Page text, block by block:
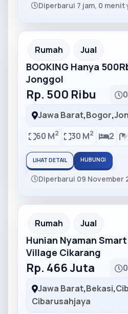
Diperbarui 7 jam, 0 menit
Partner Ad
Rumah Jual
BOOKING Hanya
Jonggol
Rp. 500 Ribu
Jawa Barat,Bogor,
60 M2 30 M2 2
LIHAT DETAIL HUBUNGI
Diperbarui 09 November
Partner Ad
Rumah Jual
Hunian Nyaman
Village Cikarang
Rp. 466 Juta
Jawa Barat,Bekasi,
Cibarusahjaya